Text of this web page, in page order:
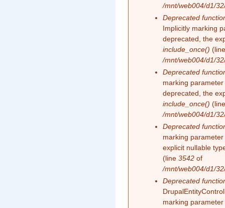
/mnt/web004/d1/
Deprecated
Implicitly marking
deprecated, the
include_once()
/mnt/web004/d1/
Deprecated
marking
deprecated, the
include_once()
/mnt/web004/d1/
Deprecated
marking
explicit nullable
(line3542 of
/mnt/web004/d1/
Deprecated
marking